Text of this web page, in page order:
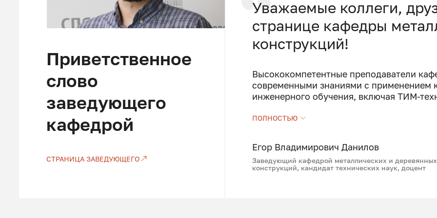
Приветственное
слово
заведующего
кафедрой
СТРАНИЦА ЗАВЕДУЮЩЕГО
Уважаемые коллеги,
странице кафедры
конструкций!
Высококомпетентные преподаватели
современными знаниями с применением
инженерного обучения, включая ТИМ-
Кафедра сотрудничает с ведущими
Здесь студенты проходят практику и
конструкций, проектирование и
Совместно с Ассоциацией развития
ПОЛНОСТЬЮ
Егор Владимирович Данилов
Заведующий кафедрой металлических и деревянных
конструкций, кандидат технических наук, доцент